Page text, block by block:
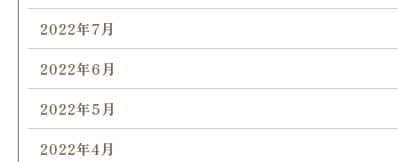
2022年7月
2022年6月
2022年5月
2022年4月